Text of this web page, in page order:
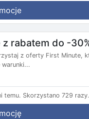
rabatem do -
z oferty First Minute,
temu. Skorzystano 729 razy.